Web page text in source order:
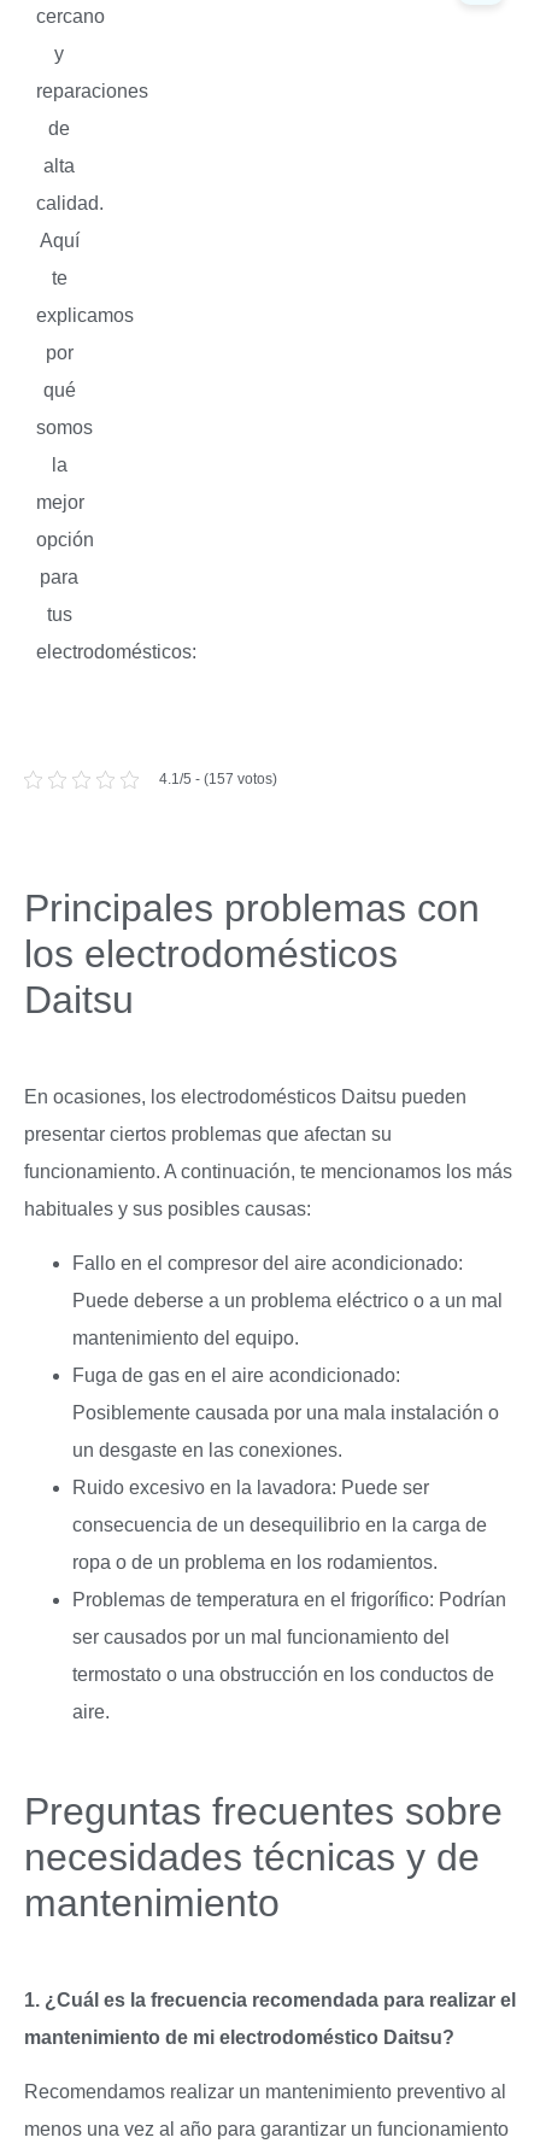
cercano
y
reparaciones
de
alta
calidad.
Aquí
te
explicamos
por
qué
somos
la
mejor
opción
para
tus
electrodomésticos:
4.1/5 - (157 votos)
Principales problemas con
los electrodomésticos
Daitsu
En ocasiones, los electrodomésticos Daitsu pueden
presentar ciertos problemas que afectan su
funcionamiento. A continuación, te mencionamos los más
habituales y sus posibles causas:
Fallo en el compresor del aire acondicionado:
Puede deberse a un problema eléctrico o a un mal
mantenimiento del equipo.
Fuga de gas en el aire acondicionado:
Posiblemente causada por una mala instalación o
un desgaste en las conexiones.
Ruido excesivo en la lavadora: Puede ser
consecuencia de un desequilibrio en la carga de
ropa o de un problema en los rodamientos.
Problemas de temperatura en el frigorífico: Podrían
ser causados por un mal funcionamiento del
termostato o una obstrucción en los conductos de
aire.
Preguntas frecuentes sobre
necesidades técnicas y de
mantenimiento
1. ¿Cuál es la frecuencia recomendada para realizar el
mantenimiento de mi electrodoméstico Daitsu?
Recomendamos realizar un mantenimiento preventivo al
menos una vez al año para garantizar un funcionamiento